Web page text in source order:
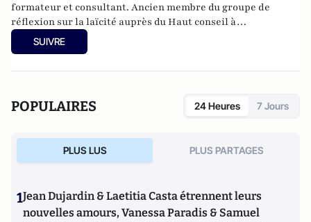
formateur et consultant. Ancien membre du groupe de
réflexion sur la laïcité auprès du Haut conseil à
l’intégration. Dernier ouvrage :
travail social,L’Harmattan, sous la direction de Guylain
SUIVRE
POPULAIRES 24 Heures 7 Jours
PLUS LUS PLUS PARTAGES
1Jean Dujardin & Laetitia Casta étrennent leurs
nouvelles amours, Vanessa Paradis & Samuel